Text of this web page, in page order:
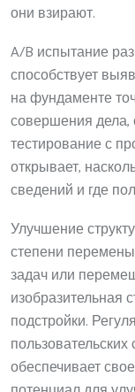
они взирают.
A/B испытание
способствует
на фундаменте
совершения
тестирование с
открывает,
сведений и где
Улучшение
степени
задач или
изобразительная
подстройки.
обеспечивает